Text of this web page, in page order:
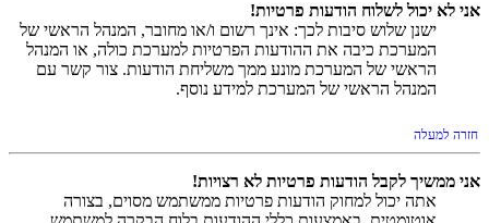
אני לא יכול לשלוח הודעות פרטיות!
ישנן שלוש סיבות לכך: אינך רשום ו/או מחובר, המנהל הראשי של
המערכת כיבה את ההודעות הפרטיות למערכת כולה, או המנהל
הראשי של המערכת מונע ממך משליחת הודעות. צור קשר עם
המנהל הראשי של המערכת למידע נוסף.
חזרה למעלה
אני ממשיך לקבל הודעות פרטיות לא רצויות!
אתה יכול למחוק הודעות פרטיות ממשתמש מסוים, בצורה